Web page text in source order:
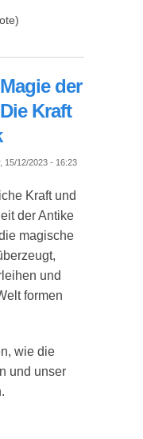
Straße – Warum
der
Kraft
15/12/2023 - 16:23
Kraft und
der Antike
magische
und
formen
wie die
und unser